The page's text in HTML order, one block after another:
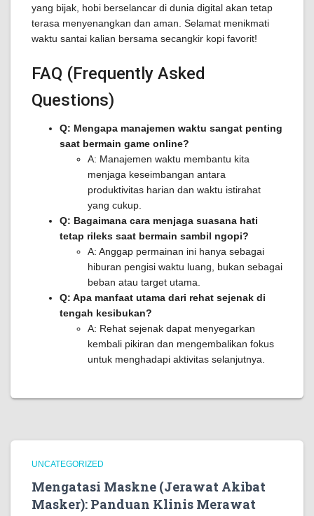
yang bijak, hobi berselancar di dunia digital akan tetap
terasa menyenangkan dan aman. Selamat menikmati
waktu santai kalian bersama secangkir kopi favorit!
FAQ (Frequently Asked
Questions)
Q: Mengapa manajemen waktu sangat penting
saat bermain game online?
A: Manajemen waktu membantu kita
menjaga keseimbangan antara
produktivitas harian dan waktu istirahat
yang cukup.
Q: Bagaimana cara menjaga suasana hati
tetap rileks saat bermain sambil ngopi?
A: Anggap permainan ini hanya sebagai
hiburan pengisi waktu luang, bukan sebagai
beban atau target utama.
Q: Apa manfaat utama dari rehat sejenak di
tengah kesibukan?
A: Rehat sejenak dapat menyegarkan
kembali pikiran dan mengembalikan fokus
untuk menghadapi aktivitas selanjutnya.
UNCATEGORIZED
Mengatasi Maskne (Jerawat Akibat
Masker): Panduan Klinis Merawat